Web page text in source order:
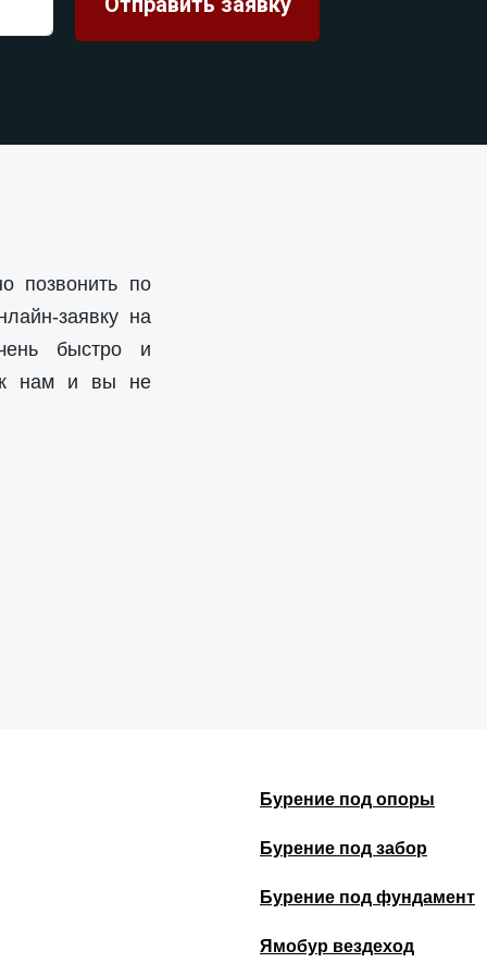
позвонить по
заявку на
быстро и
к нам и вы не
Бурение под опоры
Бурение под забор
Бурение под фундамент
Ямобур вездеход